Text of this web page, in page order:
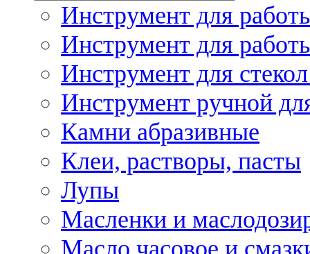
Инструмент для
Инструмент для
Инструмент для
Инструмент ручной
Камни абразивные
Клеи, растворы, пасты
Лупы
Масленки и
Масло часовое и